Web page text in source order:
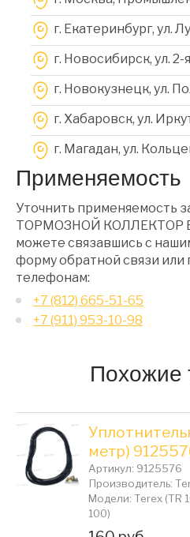
г. Екатеринбург, ул.
г. Новосибирск, ул. 2-
г. Новокузнецк, ул.
г. Хабаровск, ул.
г. Магадан, ул.
Применяемость
Уточнить применяемость
ТОРМОЗНОЙ КОЛЛЕКТОР
можете связавшись с
форму обратной связи или
телефонам:
+7 (812) 665-51-65
+7 (911) 953-10-98
Похожие
метр)
Артикул: 9125576
Производитель:
Модели: Terex (TR
100)